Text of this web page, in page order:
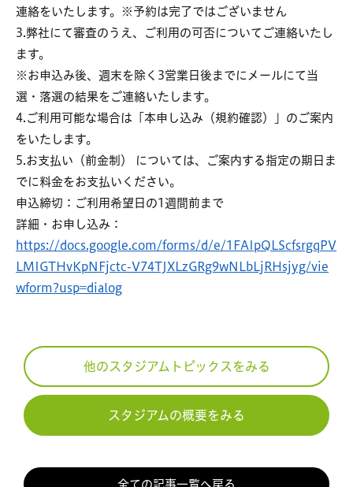
連絡をいたします。※予約は完了ではございません
3.弊社にて審査のうえ、ご利用の可否についてご連絡いたし
ます。
※お申込み後、週末を除く3営業日後までにメールにて当
選・落選の結果をご連絡いたします。
4.ご利用可能な場合は「本申し込み（規約確認）」のご案内
をいたします。
5.お支払い（前金制） については、ご案内する指定の期日ま
でに料金をお支払いください。
申込締切：ご利用希望日の1週間前まで
詳細・お申し込み：
https://docs.google.com/forms/d/e/1FAIpQLScfsrgqPV
LMIGTHvKpNFjctc-V74TJXLzGRg9wNLbLjRHsjyg/vie
wform?usp=dialog
他のスタジアムトピックスをみる
スタジアムの概要をみる
全ての記事一覧へ戻る